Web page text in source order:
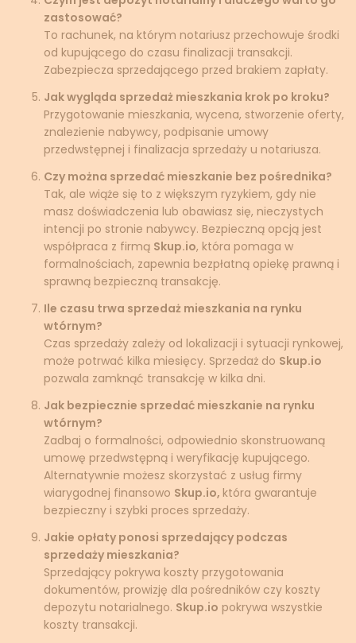
zastosować?
To rachunek, na którym notariusz przechowuje środki
od kupującego do czasu finalizacji transakcji.
Zabezpiecza sprzedającego przed brakiem zapłaty.
Jak wygląda sprzedaż mieszkania krok po kroku?
Przygotowanie mieszkania, wycena, stworzenie oferty,
znalezienie nabywcy, podpisanie umowy
przedwstępnej i finalizacja sprzedaży u notariusza.
Czy można sprzedać mieszkanie bez pośrednika?
Tak, ale wiąże się to z większym ryzykiem, gdy nie
masz doświadczenia lub obawiasz się, nieczystych
intencji po stronie nabywcy. Bezpieczną opcją jest
współpraca z firmą Skup.io, która pomaga w
formalnościach, zapewnia bezpłatną opiekę prawną i
sprawną bezpieczną transakcję.
Ile czasu trwa sprzedaż mieszkania na rynku
wtórnym?
Czas sprzedaży zależy od lokalizacji i sytuacji rynkowej,
może potrwać kilka miesięcy. Sprzedaż do Skup.io
pozwala zamknąć transakcję w kilka dni.
Jak bezpiecznie sprzedać mieszkanie na rynku
wtórnym?
Zadbaj o formalności, odpowiednio skonstruowaną
umowę przedwstępną i weryfikację kupującego.
Alternatywnie możesz skorzystać z usług firmy
wiarygodnej finansowo Skup.io, która gwarantuje
bezpieczny i szybki proces sprzedaży.
Jakie opłaty ponosi sprzedający podczas
sprzedaży mieszkania?
Sprzedający pokrywa koszty przygotowania
dokumentów, prowizję dla pośredników czy koszty
depozytu notarialnego. Skup.io pokrywa wszystkie
koszty transakcji.